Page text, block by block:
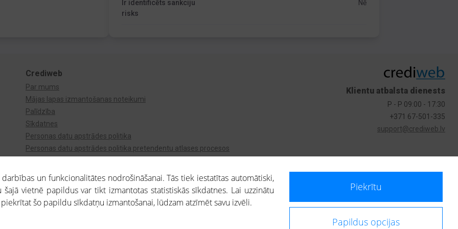
Ir identificēts sankciju
risks
Nē
Crediweb
Par mums
Mājas lapas izmantošanas noteikumi
Palīdzība
Sīkdatnes
Personas datu apstrādes politika
Personas datu apstrādes politika pretendentu atlases procesos
Klientu atbalsta dienests
P - P 09:00 - 17:30
+371 67-501-335
support@crediweb.lv
ietvaros saņemtajai informācijai ir uzziņas raksturs, un tai nav juridiska spēka. Portāla lietotājs, izmantojot portālā saņemto informāciju, ir atbildīgs par fizisko
un funkcionalitātes nodrošināšanai. Tās tiek iestatītas automātiski,
vietnē papildus var tikt izmantotas statistiskās sīkdatnes. Lai uzzinātu
piekrītat šo papildu sīkdatņu izmantošanai, lūdzam atzīmēt savu izvēli.
Piekrītu
Papildus opcijas